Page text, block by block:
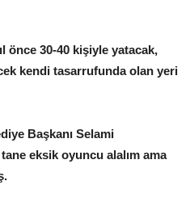
önce 30-40 kişiyle yatacak,
kendi tasarrufunda olan yeri
Başkanı Selami
eksik oyuncu alalım ama